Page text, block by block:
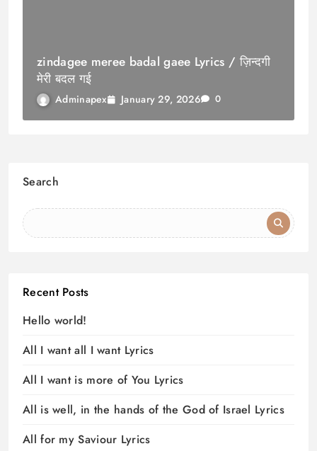
zindagee meree badal gaee Lyrics / ज़िन्दगी
मेरी बदल गई
Adminapex January 29, 2026 0
Search
Recent Posts
Hello world!
All I want all I want Lyrics
All I want is more of You Lyrics
All is well, in the hands of the God of Israel Lyrics
All for my Saviour Lyrics